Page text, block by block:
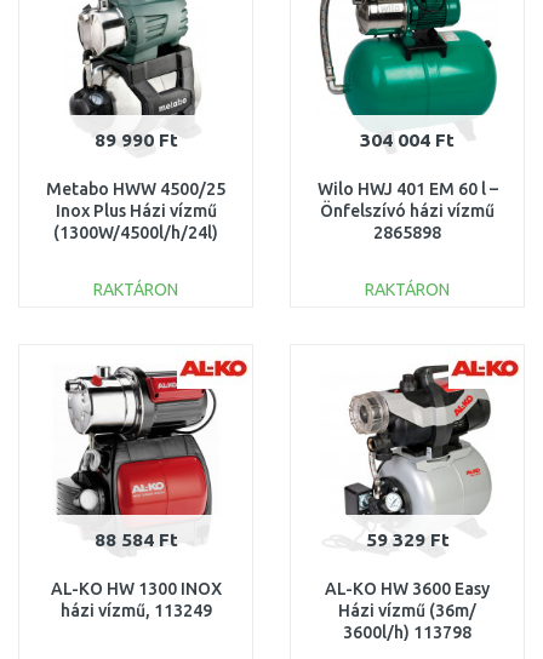
89 990 Ft
Metabo HWW 4500/25
Inox Plus Házi vízmű
(1300W/4500l/h/24l)
RAKTÁRON
Összehasonlítás
304 004 Ft
Wilo HWJ 401 EM 60 l –
Önfelszívó házi vízmű
2865898
RAKTÁRON
Összehasonlítás
88 584 Ft
AL-KO HW 1300 INOX
házi vízmű, 113249
59 329 Ft
AL-KO HW 3600 Easy
Házi vízmű (36m/
3600l/h) 113798